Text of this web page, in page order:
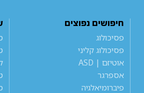
חיפושים נפוצים
פסיכולוג
פסיכולוג קליני
אוטיזם | ASD
אספרגר
פיברומיאלגיה